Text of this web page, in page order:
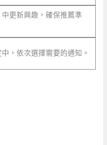
更新興趣，確保推薦準
，依次選擇需要的通知。